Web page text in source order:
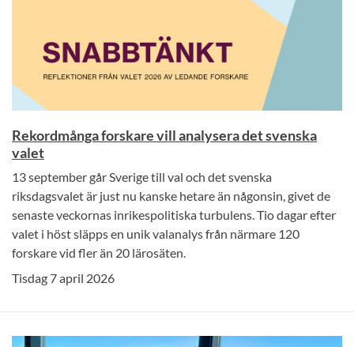
Rekordmånga forskare vill analysera det svenska
valet
13 september går Sverige till val och det svenska
riksdagsvalet är just nu kanske hetare än någonsin, givet de
senaste veckornas inrikespolitiska turbulens. Tio dagar efter
valet i höst släpps en unik valanalys från närmare 120
forskare vid fler än 20 lärosäten.
Tisdag 7 april 2026